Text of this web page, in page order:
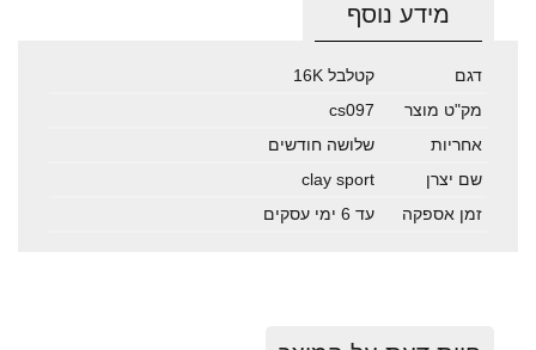
מידע נוסף
דגם
קטלבל 16K
מק"ט מוצר
cs097
אחריות
שלושה חודשים
שם יצרן
clay sport
זמן אספקה
עד 6 ימי עסקים